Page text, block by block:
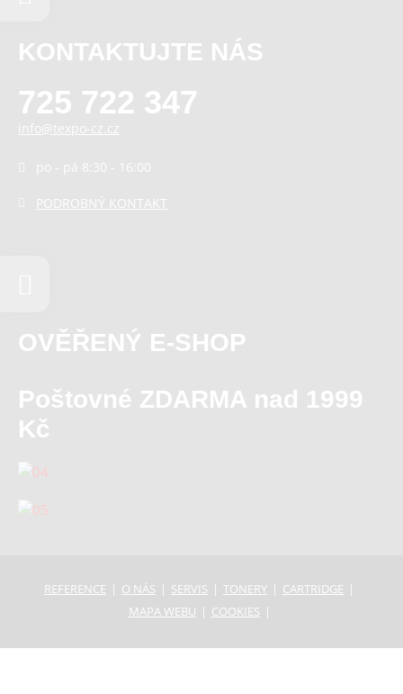
KONTAKTUJTE NÁS
725 722 347
info@texpo-cz.cz
po - pá 8:30 - 16:00
PODROBNÝ KONTAKT
OVĚŘENÝ E-SHOP
Poštovné ZDARMA nad 1999
Kč
REFERENCE O NÁS SERVIS TONERY
CARTRIDGE
MAPA WEBU
COOKIES